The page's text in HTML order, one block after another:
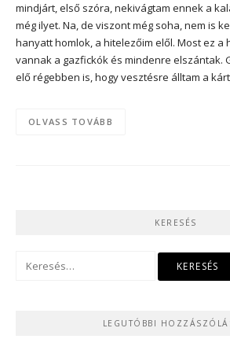
mindjárt, első szóra, nekivágtam ennek a
még ilyet. Na, de viszont még soha, nem is
hanyatt homlok, a hitelezőim elől. Most ez a
vannak a gazfickók és mindenre elszántak.
elő régebben is, hogy vesztésre álltam a
OLVASS TOVÁBB
KERESÉS
LEGUTÓBBI